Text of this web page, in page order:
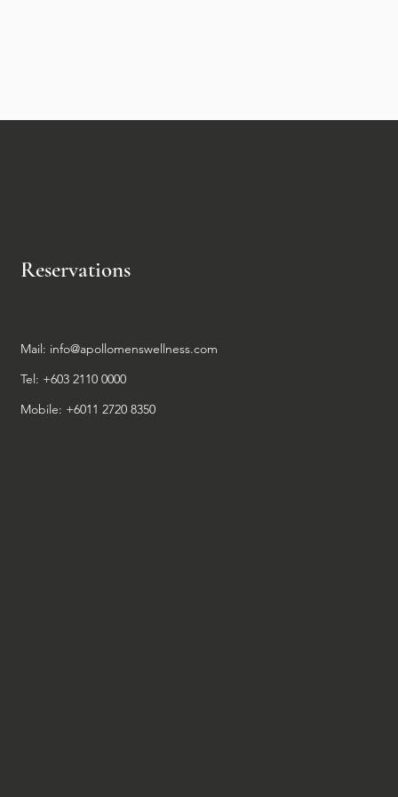
Reservations
Mail: info@apollomenswellness.com
Tel: +603 2110 0000
Mobile: +6011 2720 8350